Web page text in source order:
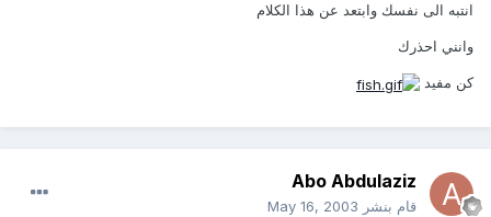
انتبه الى نفسك وابتعد عن هذا الكلام
وانني احذرك
كن مفيد
Abo Abdulaziz
قام بنشر May 16, 2003